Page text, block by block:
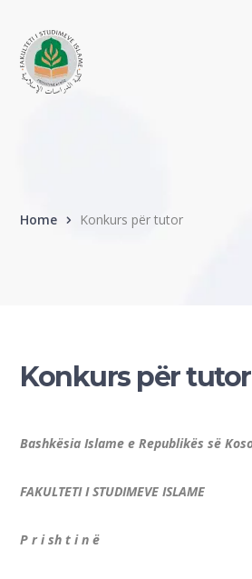
Home Konkurs për tutor
Konkurs për tutor
Bashkësia Islame e Republikës së
FAKULTETI I STUDIMEVE ISLAME
P r i sh t i n ë